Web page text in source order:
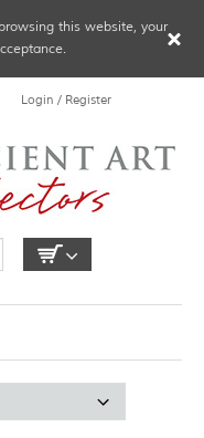
Login / Register
this website, your